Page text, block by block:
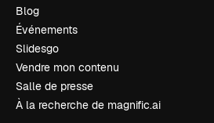
Blog
Événements
Slidesgo
Vendre mon contenu
Salle de presse
À la recherche de magnific.ai